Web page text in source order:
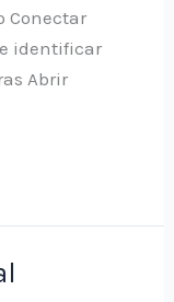
Conectar
identificar
Abrir